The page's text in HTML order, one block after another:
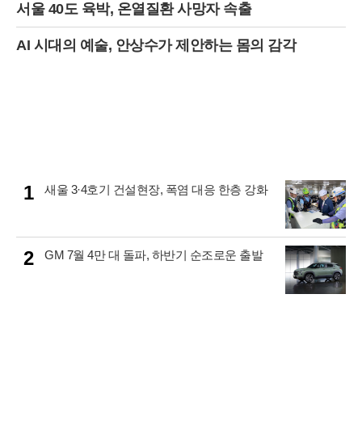
서울 40도 육박, 온열질환 사망자 속출
AI 시대의 예술, 안상수가 제안하는 몸의 감각
1 새울 3·4호기 건설현장, 폭염 대응 한층 강화
2 GM 7월 4만 대 돌파, 하반기 순조로운 출발